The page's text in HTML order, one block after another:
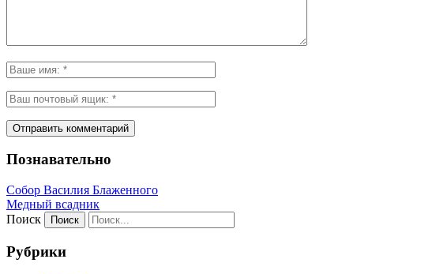
Познавательно
Собор Василия Блаженного
Медный всадник
Поиск
Рубрики